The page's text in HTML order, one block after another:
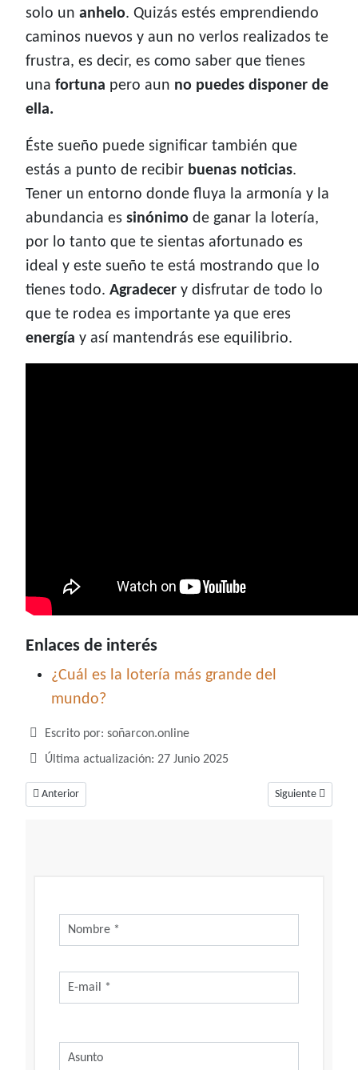
solo un anhelo. Quizás estés emprendiendo
caminos nuevos y aun no verlos realizados te
frustra, es decir, es como saber que tienes
una fortuna pero aun no puedes disponer de
ella.
Éste sueño puede significar también que
estás a punto de recibir buenas noticias.
Tener un entorno donde fluya la armonía y la
abundancia es sinónimo de ganar la lotería,
por lo tanto que te sientas afortunado es
ideal y este sueño te está mostrando que lo
tienes todo. Agradecer y disfrutar de todo lo
que te rodea es importante ya que eres
energía y así mantendrás ese equilibrio.
Enlaces de interés
¿Cuál es la lotería más grande del
mundo?
Detalles
Escrito por: soñarcon.online
Última actualización: 27 Junio 2025
Artículo anterior: Soñar con lava, un sueño que dice mucho sobre tus
Anterior Artículo siguiente:
Siguiente